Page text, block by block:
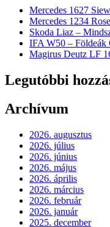
Mercedes 1627
Mercedes 1234
Skoda Liaz –
IFA W50 – Földeák
Magirus Deutz LF
Legutóbbi
Archívum
2026. augusztus
2026. július
2026. június
2026. május
2026. április
2026. március
2026. február
2026. január
2025. december